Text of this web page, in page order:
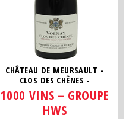
CHÂTEAU DE MEURSAULT -
CLOS DES CHÊNES -
1000 VINS – GROUPE
HWS